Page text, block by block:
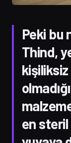
Peki bu
Thind,
en steril